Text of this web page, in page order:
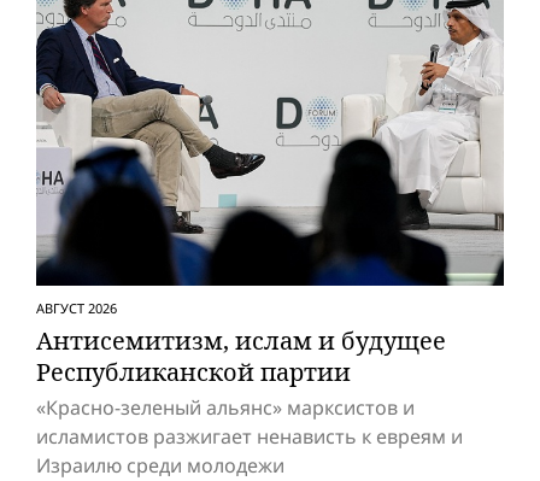
АВГУСТ 2026
Антисемитизм, ислам и будущее
Респуб­ликанской партии
«Красно-зеленый альянс» марксистов и
исламистов разжигает ненависть к евреям и
Израилю среди молодежи